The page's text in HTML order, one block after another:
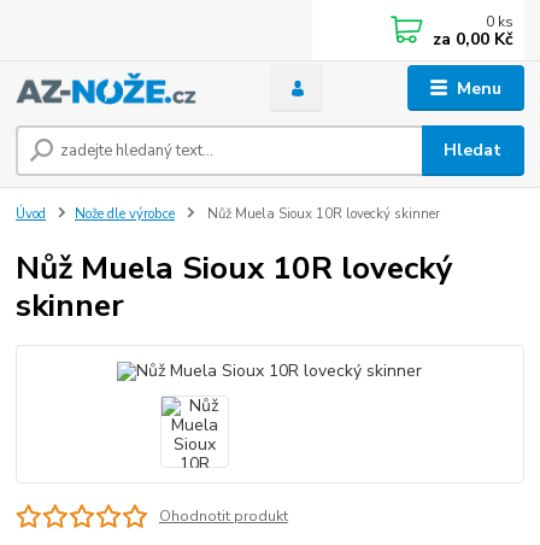
Menu
Hledat
0 ks
za 0,00 Kč
Úvod Nože dle výrobce Nůž Muela Sioux 10R lovecký skinner
Nůž Muela Sioux 10R lovecký
skinner
Ohodnotit produkt